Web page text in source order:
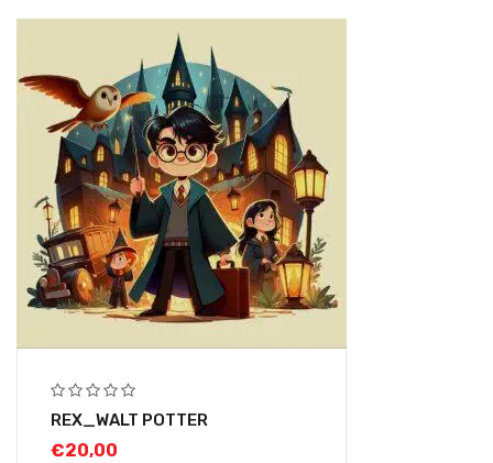
REX_WALT POTTER
€20,00